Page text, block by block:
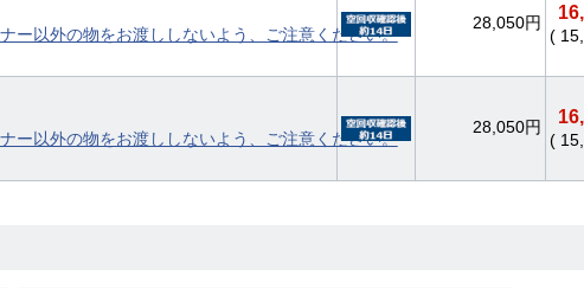
ー以外の物をお渡ししないよう、ご注意ください。
28,050円
(
ー以外の物をお渡ししないよう、ご注意ください。
28,050円
(